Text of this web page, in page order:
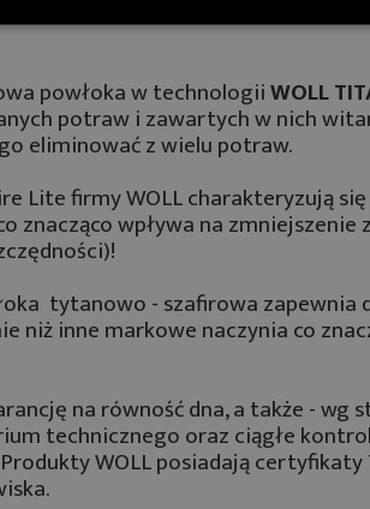
powłoka w technologiiWOLL
potraw i zawartych w nich
eliminować z wielu potraw.
Lite firmy WOLL charakteryzują
znacząco wpływa na
tytanowo - szafirowa zapewnia
niż inne markowe naczynia co
na równość dna, a także - wg
technicznego oraz ciągłe
WOLL posiadają certyfikaty